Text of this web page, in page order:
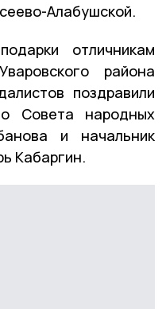
Алабушской.
отличникам
района
поздравили
Совета народных
и начальник
Кабаргин.